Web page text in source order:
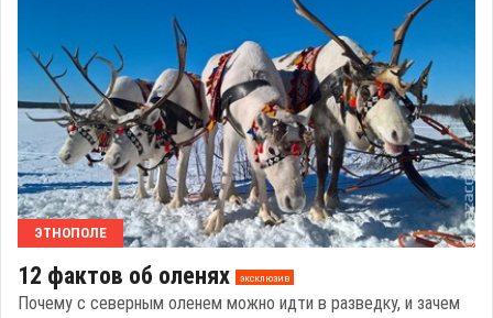
ЭТНОПОЛЕ
12 фактов об оленях эксклюзив
Почему с северным оленем можно идти в разведку, и зачем